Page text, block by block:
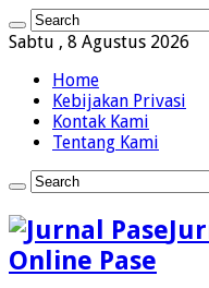
Sabtu , 8 Agustus 2026
Home
Kebijakan Privasi
Kontak Kami
Tentang Kami
Online Pase